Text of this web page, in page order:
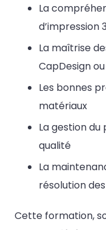
La
d’impression
La maîtrise
CapDesign
Les bonnes
matériaux
La gestion
qualité
La
résolution
Cette formation,